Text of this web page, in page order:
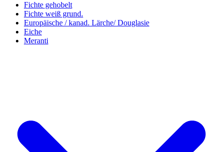
Fichte gehobelt
Fichte weiß grund.
Europäische / kanad. Lärche/ Douglasie
Eiche
Meranti